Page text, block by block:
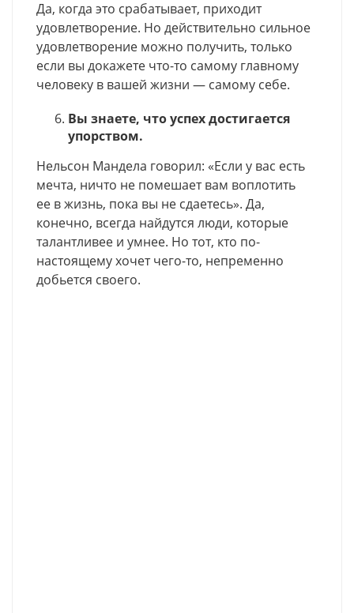
Да, когда это срабатывает, приходит
удовлетворение. Но действительно сильное
удовлетворение можно получить, только
если вы докажете что-то самому главному
человеку в вашей жизни — самому себе.
Вы знаете, что успех достигается
упорством.
Нельсон Мандела говорил: «Если у вас есть
мечта, ничто не помешает вам воплотить
ее в жизнь, пока вы не сдаетесь». Да,
конечно, всегда найдутся люди, которые
талантливее и умнее. Но тот, кто по-
настоящему хочет чего-то, непременно
добьется своего.